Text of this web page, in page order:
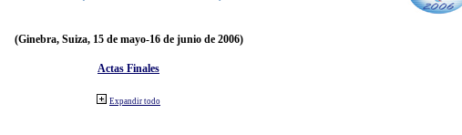
(Ginebra, Suiza, 15 de mayo-16 de junio de 2006)
Actas Finales
Expandir todo